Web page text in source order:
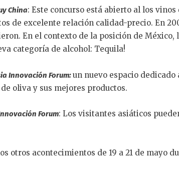
China: Este concurso está abierto al los
de excelente relación calidad-precio. En
En el contexto de la posición de
categoría de alcohol: Tequila!
Innovación Forum:un nuevo espacio
oliva y sus mejores productos.
Forum: Los visitantes asiáticos
otros acontecimientos de 19 a 21 de mayo